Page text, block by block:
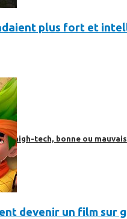
high-tech, bonne ou
plus fort et
devenir un film sur